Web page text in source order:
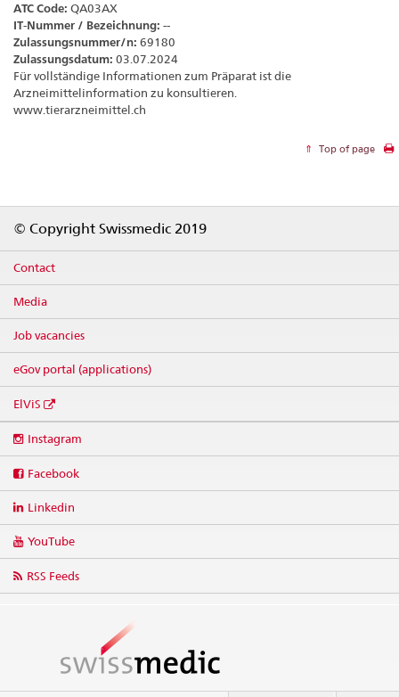
ATC Code: QA03AX
IT-Nummer / Bezeichnung: --
Zulassungsnummer/n: 69180
Zulassungsdatum: 03.07.2024
Für vollständige Informationen zum Präparat ist die
Arzneimittelinformation zu konsultieren.
www.tierarzneimittel.ch
Top of page
© Copyright Swissmedic 2019
Contact
Media
Job vacancies
eGov portal (applications)
ElViS
media
Instagram
Facebook
Linkedin
YouTube
RSS Feeds